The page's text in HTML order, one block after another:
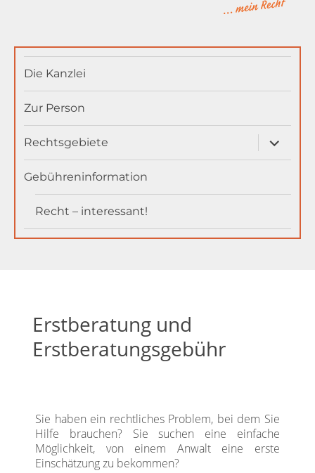
Die Kanzlei
Zur Person
Rechtsgebiete
öffnen
Gebühreninformation
Recht – interessant!
Erstberatung und
Erstberatungsgebühr
Sie haben ein rechtliches Problem, bei dem Sie
Hilfe brauchen? Sie suchen eine einfache
Möglichkeit, von einem Anwalt eine erste
Einschätzung zu bekommen?